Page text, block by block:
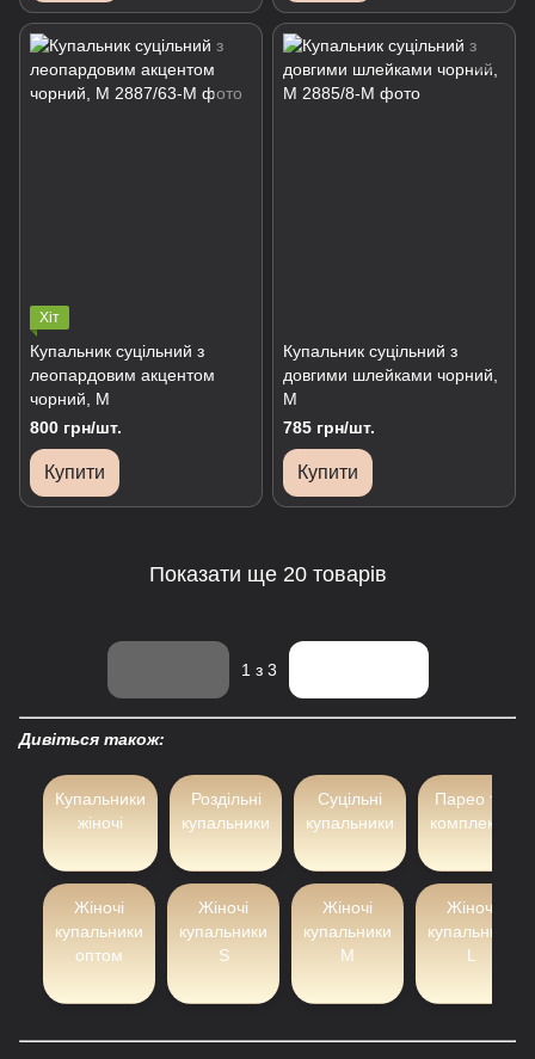
Хіт
Купальник суцільний з
леопардовим акцентом
чорний, М
800 грн/шт.
Купити
Купальник суцільний з
довгими шлейками чорний,
М
785 грн/шт.
Купити
Показати ще 20 товарів
1 з 3
Дивіться також:
Купальники
жіночі
Роздільні
купальники
Суцільні
купальники
Парео та
комплекти
Жіночі
купальники
оптом
Жіночі
купальники
S
Жіночі
купальники
M
Жіночі
купальники
L